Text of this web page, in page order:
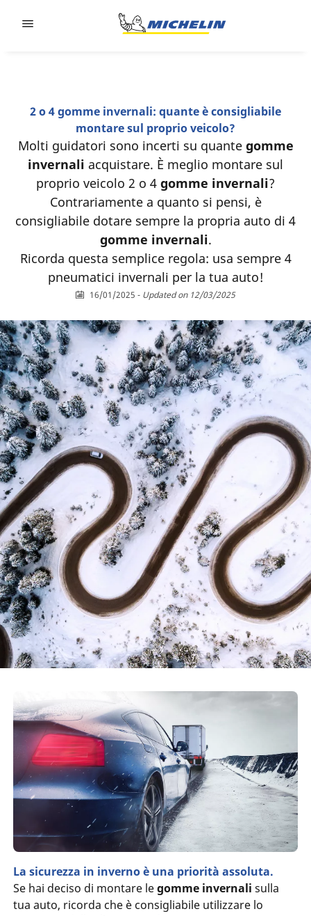
2 o 4 gomme invernali: quante è consigliabile
montare sul proprio veicolo?
Molti guidatori sono incerti su quante gomme
invernali acquistare. È meglio montare sul
proprio veicolo 2 o 4 gomme invernali?
Contrariamente a quanto si pensi, è
consigliabile dotare sempre la propria auto di 4
gomme invernali.
Ricorda questa semplice regola: usa sempre 4
pneumatici invernali per la tua auto!
16/01/2025 - Updated on 12/03/2025
La sicurezza in inverno è una priorità assoluta.
Se hai deciso di montare legomme invernali sulla
tua auto, ricorda che è consigliabile utilizzare lo